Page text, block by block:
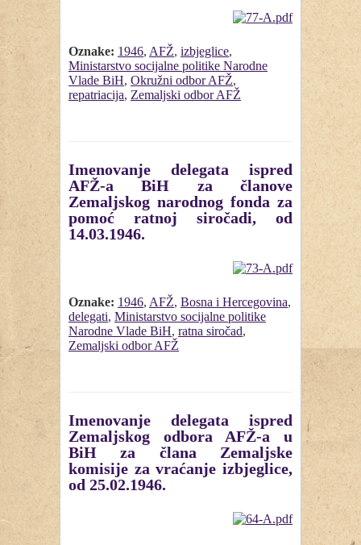
Oznake: 1946, AFŽ, izbjeglice,
Ministarstvo socijalne politike Narodne
Vlade BiH, Okružni odbor AFŽ,
repatriacija, Zemaljski odbor AFŽ
Imenovanje delegata ispred
AFŽ-a BiH za članove
Zemaljskog narodnog fonda za
pomoć ratnoj siročadi, od
14.03.1946.
Oznake: 1946, AFŽ, Bosna i Hercegovina,
delegati, Ministarstvo socijalne politike
Narodne Vlade BiH, ratna siročad,
Zemaljski odbor AFŽ
Imenovanje delegata ispred
Zemaljskog odbora AFŽ-a u
BiH za člana Zemaljske
komisije za vraćanje izbjeglice,
od 25.02.1946.